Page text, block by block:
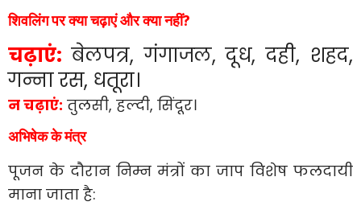
शिवलिंग पर क्या चढ़ाएं और क्या नहीं?
चढ़ाएं: बेलपत्र, गंगाजल, दूध, दही, शहद,
गन्ना रस, धतूरा।
न चढ़ाएं: तुलसी, हल्दी, सिंदूर।
अभिषेक के मंत्र
पूजन के दौरान निम्न मंत्रों का जाप विशेष फलदायी
माना जाता है: